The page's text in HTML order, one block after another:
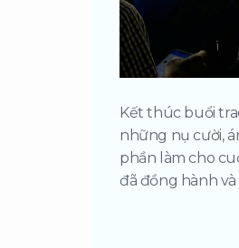
Kết thúc buổi
những nụ cười,
phần làm cho
đã đồng hành